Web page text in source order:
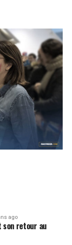
ago
son retour au